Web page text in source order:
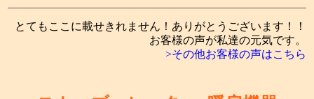
とてもここに載せきれません！ありがとうございます！！
お客様の声が私達の元気です。
>その他お客様の声はこちら